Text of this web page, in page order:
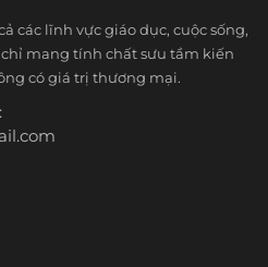
các lĩnh vực giáo dục, cuộc sống,
mang tính chất sưu tầm kiến
có giá trị thương mại.